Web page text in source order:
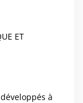
ET
à